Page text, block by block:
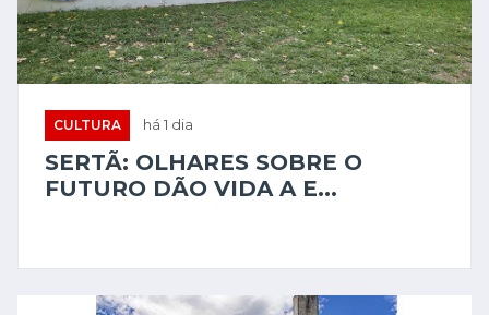
CULTURA há 1 dia
SERTÃ: OLHARES SOBRE O
FUTURO DÃO VIDA A E...